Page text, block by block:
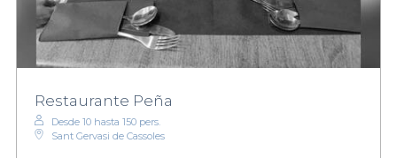
Restaurante Peña
Desde 10 hasta 150 pers.
Sant Gervasi de Cassoles